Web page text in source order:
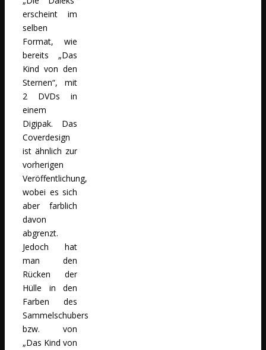
erscheint im
selben
Format, wie
bereits „Das
Kind von den
Sternen“, mit
2 DVDs in
einem
Digipak. Das
Coverdesign
ist ähnlich zur
vorherigen
Veröffentlichung,
wobei es sich
aber farblich
davon
abgrenzt.
Jedoch hat
man den
Rücken der
Hülle in den
Farben des
Sammelschubers
bzw. von
„Das Kind von